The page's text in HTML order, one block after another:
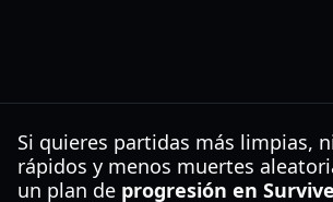
Si quieres partidas más limpias,
rápidos y menos muertes
un plan de progresión en